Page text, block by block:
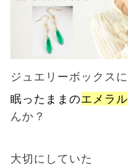
ジュエリーボックス
眠ったままのエメラ
んか？
大切にしていた